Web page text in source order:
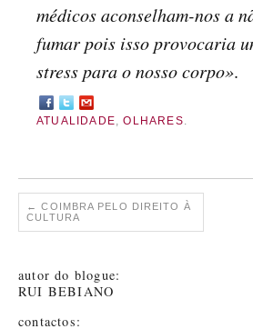
médicos aconselham-nos a
fumar pois isso provocaria
stress para o nosso corpo».
ATUALIDADE,OLHARES.
← COIMBRA PELO DIREITO À
CULTURA
autor do blogue:
RUI BEBIANO
contactos: